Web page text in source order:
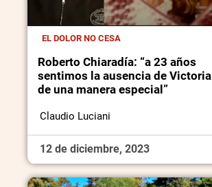
EL DOLOR NO CESA
Roberto Chiaradía: “a 23 años
sentimos la ausencia de Victoria
de una manera especial”
Claudio Luciani
12 de diciembre, 2023